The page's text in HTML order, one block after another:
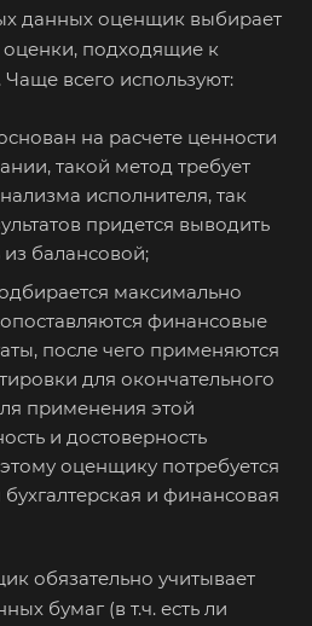
данных оценщик выбирает
подходящие к
всего используют:
на расчете ценности
такой метод требует
исполнителя, так
придется выводить
балансовой;
максимально
финансовые
после чего применяются
для окончательного
применения этой
и достоверность
оценщику потребуется
и финансовая
обязательно учитывает
бумаг (в т.ч. есть ли
город